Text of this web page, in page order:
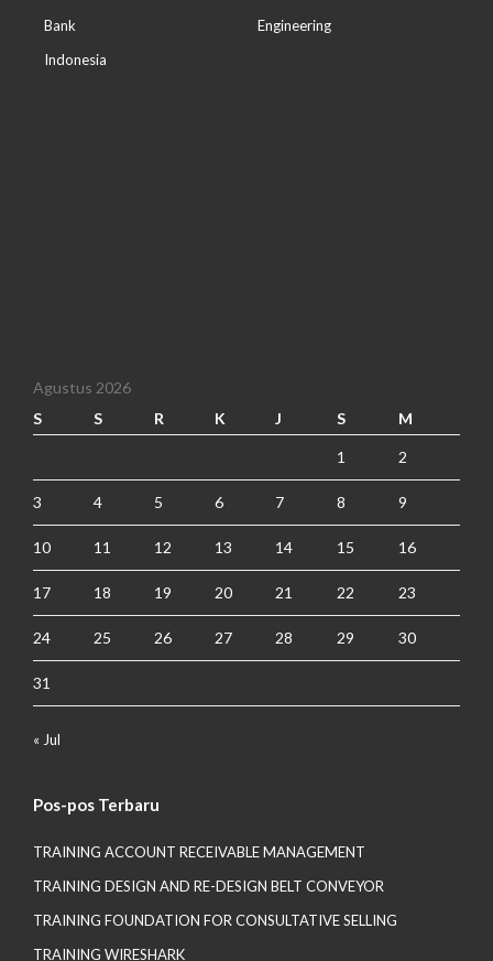
Bank
Indonesia
Engineering
Agustus 2026
S
S R K J S M
1 2
3 4 5 6 7 8 9
10 11 12 13 14 15 16
17 18 19 20 21 22 23
24 25 26 27 28 29 30
31
« Jul
Pos-pos Terbaru
TRAINING ACCOUNT RECEIVABLE MANAGEMENT
TRAINING DESIGN AND RE-DESIGN BELT CONVEYOR
TRAINING FOUNDATION FOR CONSULTATIVE SELLING
TRAINING WIRESHARK